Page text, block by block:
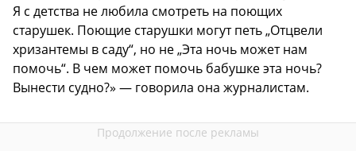
Я с детства не любила смотреть на поющих
старушек. Поющие старушки могут петь „Отцвели
хризантемы в саду“, но не „Эта ночь может нам
помочь“. В чем может помочь бабушке эта ночь?
Вынести судно?» — говорила она журналистам.